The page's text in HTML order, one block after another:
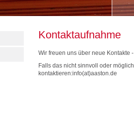
Kontaktaufnahme
Wir freuen uns über neue Kontakte
Falls das nicht sinnvoll oder
kontaktieren:info(at)aaston.de